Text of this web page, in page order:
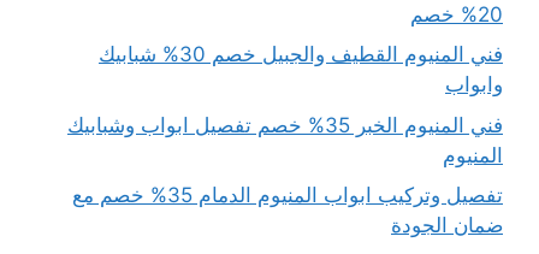
20% خصم
فني المنيوم القطيف والجبيل خصم 30% شبابيك
وابواب
فني المنيوم الخبر 35% خصم تفصيل ابواب وشبابيك
المنيوم
تفصيل وتركيب ابواب المنيوم الدمام 35% خصم مع
ضمان الجودة